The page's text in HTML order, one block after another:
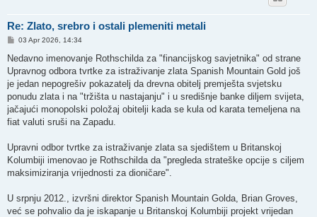
Re: Zlato, srebro i ostali plemeniti metali
P
s
03 Apr 2026, 14:34
Nedavno imenovanje Rothschilda za "financijskog savjetnika" od strane
Upravnog odbora tvrtke za istraživanje zlata Spanish Mountain Gold još
je jedan nepogrešiv pokazatelj da drevna obitelj premješta svjetsku
ponudu zlata i na "tržišta u nastajanju" i u središnje banke diljem svijeta,
jačajući monopolski položaj obitelji kada se kula od karata temeljena na
fiat valuti sruši na Zapadu.
Upravni odbor tvrtke za istraživanje zlata sa sjedištem u Britanskoj
Kolumbiji imenovao je Rothschilda da "pregleda strateške opcije s ciljem
maksimiziranja vrijednosti za dioničare".
U srpnju 2012., izvršni direktor Spanish Mountain Golda, Brian Groves,
već se pohvalio da je iskapanje u Britanskoj Kolumbiji projekt vrijedan